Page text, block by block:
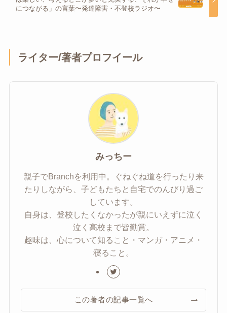
につながる」の言葉〜発達障害・不登校ラジオ〜
ライター/著者プロフイール
みっちー
親子でBranchを利用中。ぐねぐね道を行ったり来
たりしながら、子どもたちと自宅でのんびり過ご
しています。
自身は、登校したくなかったが親にいえずに泣く
泣く高校まで皆勤賞。
趣味は、心について知ること・マンガ・アニメ・
寝ること。
この著者の記事一覧へ